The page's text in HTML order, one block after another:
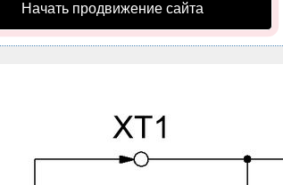
Начать продвижение сайта